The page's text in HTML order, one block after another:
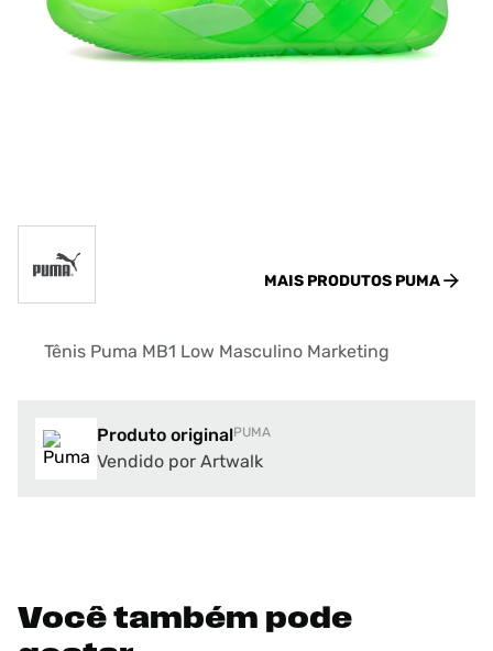
MAIS PRODUTOS PUMA
Tênis Puma MB1 Low Masculino Marketing
Produto originalPUMA
Vendido por Artwalk
Você também pode